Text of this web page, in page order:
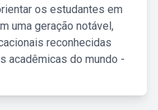
os estudantes em
uma geração notável,
reconhecidas
acadêmicas do mundo -